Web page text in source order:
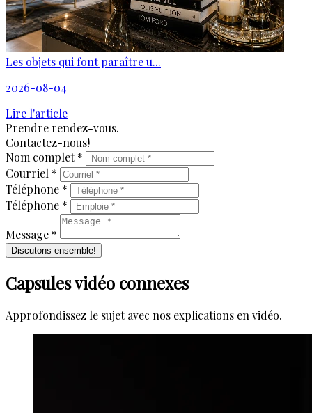
Les objets qui font paraître u...
2026-08-04
Lire l'article
Prendre rendez-vous.
Contactez-nous!
Nom complet *
Courriel *
Téléphone *
Téléphone *
Message *
Discutons ensemble!
Capsules vidéo connexes
Approfondissez le sujet avec nos explications en vidéo.